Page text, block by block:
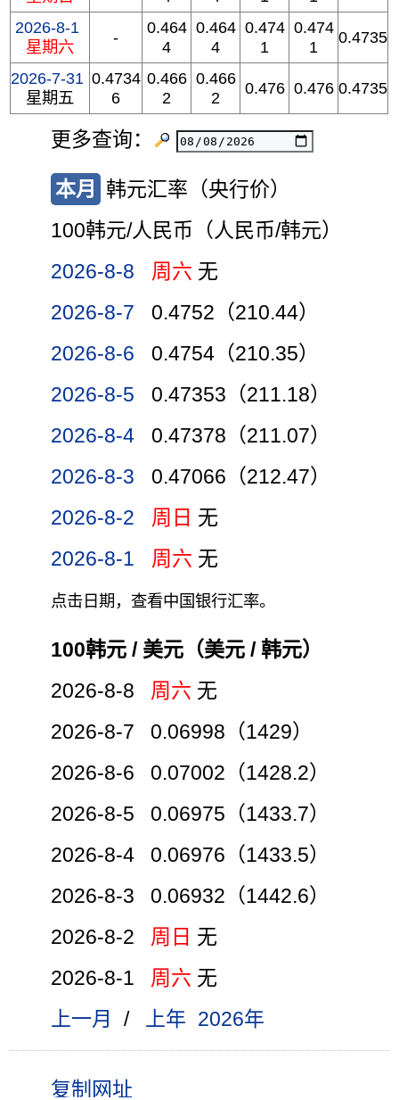
2026-8-1
星期六
-
0.464
4
0.464
4
0.474
1
0.474
1
0.4735
2026-7-31
星期五
0.4734
6
0.466
2
0.466
2
0.476 0.476 0.4735
更多查询：
本月
韩元汇率（央行价）
100韩元/人民币（人民币/韩元）
2026-8-8
周六 无
2026-8-7
0.4752（210.44）
2026-8-6
0.4754（210.35）
2026-8-5
0.47353（211.18）
2026-8-4
0.47378（211.07）
2026-8-3
0.47066（212.47）
2026-8-2
周日 无
2026-8-1
周六 无
点击日期，查看中国银行汇率。
100韩元 / 美元（美元 / 韩元）
2026-8-8 周六 无
2026-8-7 0.06998（1429）
2026-8-6 0.07002（1428.2）
2026-8-5 0.06975（1433.7）
2026-8-4 0.06976（1433.5）
2026-8-3 0.06932（1442.6）
2026-8-2 周日 无
2026-8-1 周六 无
上一月
/ 上年 2026年